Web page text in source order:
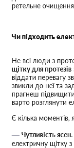
ретельне
Чи підходить
Не всі люди з
щітку для протезів
віддати перевагу
звикли до неї та
прагнеш
варто розглянути
Є кілька моментів,
Чутливість ясен
електричну щітку